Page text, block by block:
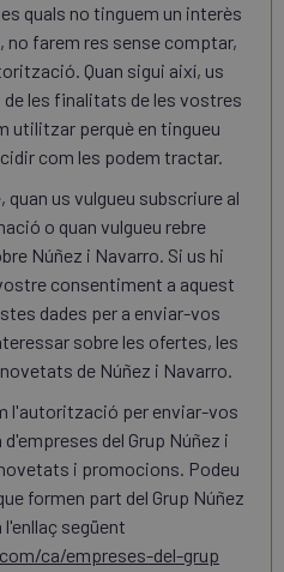
quals no tinguem un interès
no farem res sense comptar,
Quan sigui així, us
les finalitats de les vostres
utilitzar perquè en tingueu
com les podem tractar.
us vulgueu subscriure al
o quan vulgueu rebre
Núñez i Navarro. Si us hi
consentiment a aquest
dades per a enviar-vos
sobre les ofertes, les
de Núñez i Navarro.
l'autorització per enviar-vos
del Grup Núñez i
i promocions. Podeu
formen part del Grup Núñez
l'enllaç següent
ca/empreses-del-grup